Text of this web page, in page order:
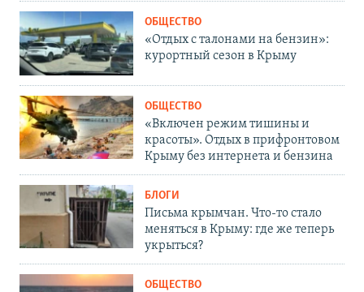
ОБЩЕСТВО
«Отдых с талонами на бензин»:
курортный сезон в Крыму
ОБЩЕСТВО
«Включен режим тишины и
красоты». Отдых в прифронтовом
Крыму без интернета и бензина
БЛОГИ
Письма крымчан. Что-то стало
меняться в Крыму: где же теперь
укрыться?
ОБЩЕСТВО